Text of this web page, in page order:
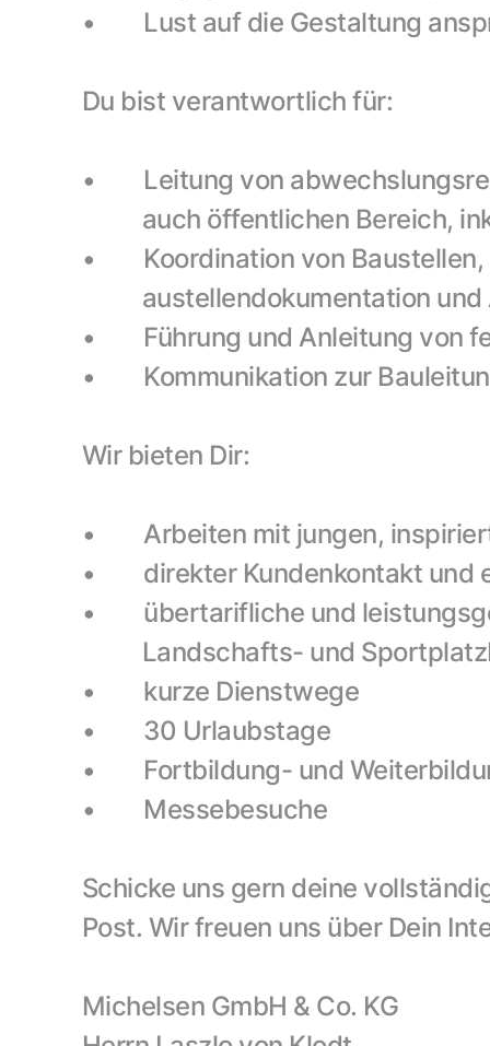
•        Lust auf die Gestaltung
Du bist verantwortlich für:
•        Leitung von
auch öffentlichen
•        Koordination von
austellendokumentation
•        Führung und Anleitung
•        Kommunikation zur
Wir bieten Dir:
•        Arbeiten mit jungen,
•        direkter Kundenkontakt
•        übertarifliche und
Landschafts- und
•        kurze Dienstwege
•        30 Urlaubstage
•        Fortbildung- und
•        Messebesuche
Schicke uns gern deine
Post. Wir freuen uns über Dein
Michelsen GmbH & Co. KG